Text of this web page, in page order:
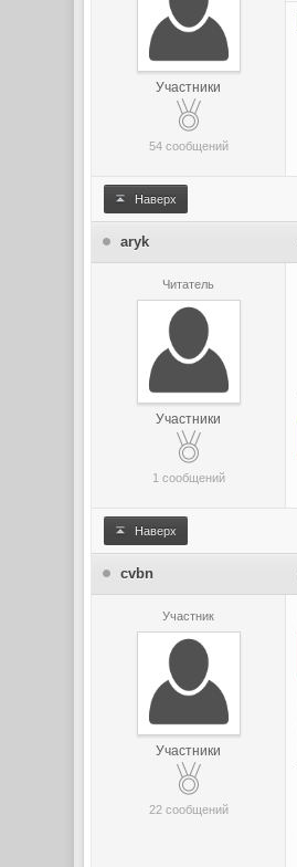
Участники
54 сообщений
Наверх
aryk
Читатель
Участники
1 сообщений
Наверх
cvbn
Участник
Участники
22 сообщений